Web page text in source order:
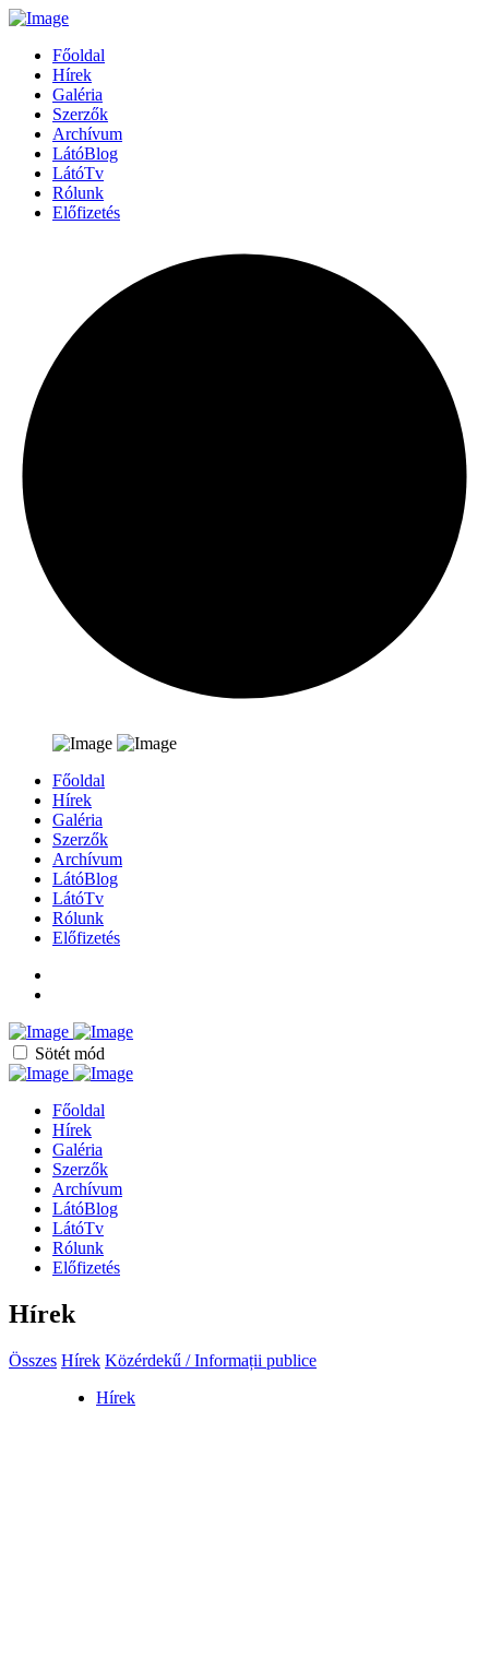
Főoldal
Hírek
Galéria
Szerzők
Archívum
LátóBlog
LátóTv
Rólunk
Előfizetés
Főoldal
Hírek
Galéria
Szerzők
Archívum
LátóBlog
LátóTv
Rólunk
Előfizetés
Sötét mód
Főoldal
Hírek
Galéria
Szerzők
Archívum
LátóBlog
LátóTv
Rólunk
Előfizetés
Hírek
Összes Hírek Közérdekű / Informații publice
Hírek